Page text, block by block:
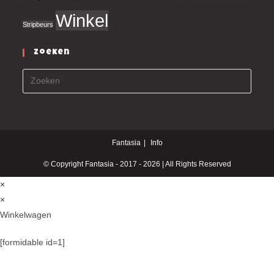
Stripbeurs Winkel
Zoeken
Fantasia Info
© Copyright Fantasia - 2017 - 2026 | All Rights Reserved
×
×
Winkelwagen
[formidable id=1]